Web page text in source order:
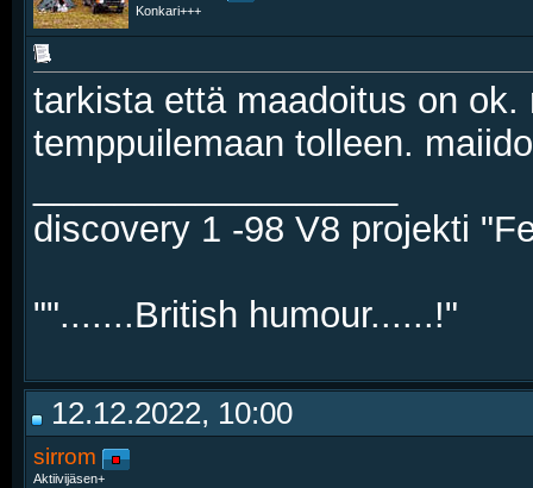
Konkari+++
tarkista että maadoitus on
temppuilemaan tolleen.
discovery 1 -98 V8 projekti
"".......British humour......!"
12.12.2022, 10:00
sirrom
Aktiivijäsen+